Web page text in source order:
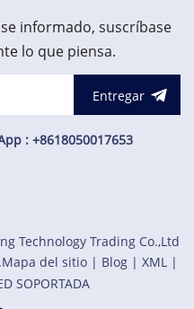
informado, suscríbase
lo que piensa.
Entregar
: +8618050017653
Technology Trading Co.,Ltd
Mapa del sitio | Blog | XML |
SOPORTADA